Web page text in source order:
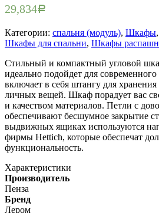
29,834Р
Категории: спальня (модуль), Шкафы,
Шкафы для спальни, Шкафы
Стильный и компактный угловой
идеально подойдет для
включает в себя штангу для
личных вещей. Шкаф порадует вас
и качеством материалов. Петли с
обеспечивают бесшумное закрытие
выдвижных ящиках используются
фирмы Hettich, которые обеспечат
функциональность.
Характеристики
Производитель
Пенза
Бренд
Лером